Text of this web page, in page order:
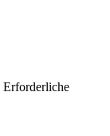
Erforderliche